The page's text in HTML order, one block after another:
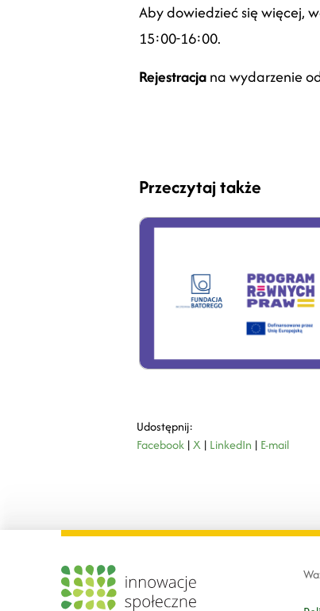
Aby dowiedzieć się więcej,
15:00-16:00.
Rejestracjana wydarzenie
Przeczytaj także
Udostępnij:
Facebook |X | LinkedIn | E-mail